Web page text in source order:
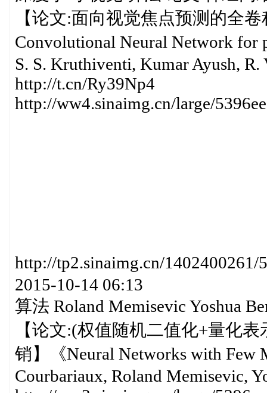
【论文:面向视觉焦点预测的全
Convolutional Neural Network for
S. S. Kruthiventi, Kumar Ayush, R.
http://t.cn/Ry39Np4
http://ww4.sinaimg.cn/large/
http://tp2.sinaimg.cn/
2015-10-14 06:13
算法 Roland Memisevic Yoshua
【论文:(权值随机二值化+量化
销】《Neural Networks with Few
Courbariaux, Roland Memisevic,